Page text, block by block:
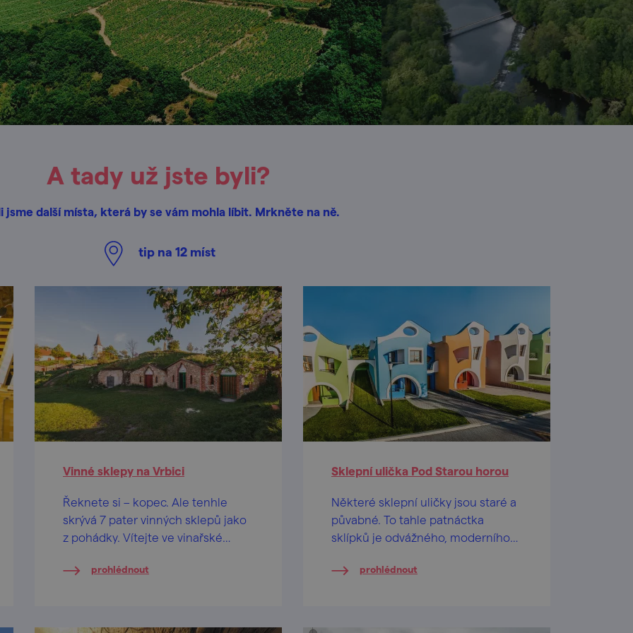
A tady už jste byli?
jsme další místa, která by se vám mohla líbit. Mrkněte na ně.
tip na 12 míst
Vinné sklepy na Vrbici
Řeknete si – kopec. Ale tenhle
skrývá 7 pater vinných sklepů jako
z pohádky. Vítejte ve vinařské
prohlédnout
Sklepní ulička Pod Starou horou
Některé sklepní uličky jsou staré a
půvabné. To tahle patnáctka
sklípků je odvážného, moderního
prohlédnout